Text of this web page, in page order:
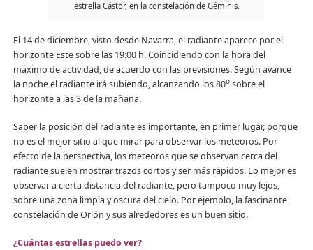
estrella Cástor, en la constelación de Géminis.
El 14 de diciembre, visto desde Navarra, el radiante aparece por el
horizonte Este sobre las 19:00 h. Coincidiendo con la hora del
máximo de actividad, de acuerdo con las previsiones. Según avance
la noche el radiante irá subiendo, alcanzando los 80osobre el
horizonte a las 3 de la mañana.
Saber la posición del radiante es importante, en primer lugar, porque
no es el mejor sitio al que mirar para observar los meteoros. Por
efecto de la perspectiva, los meteoros que se observan cerca del
radiante suelen mostrar trazos cortos y ser más rápidos. Lo mejor es
observar a cierta distancia del radiante, pero tampoco muy lejos,
sobre una zona limpia y oscura del cielo. Por ejemplo, la fascinante
constelación de Orión y sus alrededores es un buen sitio.
¿Cuántas estrellas puedo ver?